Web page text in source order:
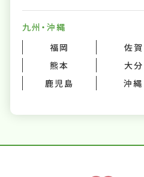
九州・沖縄
福岡
佐賀
熊本
大分
鹿児島
沖縄